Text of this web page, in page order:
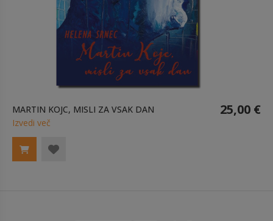
MARTIN KOJC, MISLI ZA VSAK DAN 25,00 €
Izvedi več